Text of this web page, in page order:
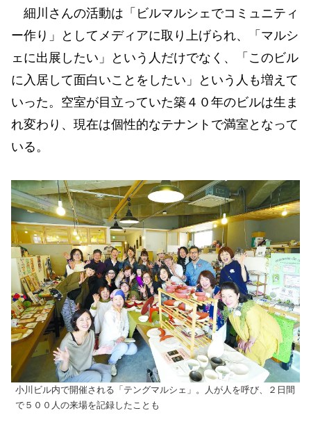
細川さんの活動は「ビルマルシェでコミュニティ
ー作り」としてメディアに取り上げられ、「マルシ
ェに出展したい」という人だけでなく、「このビル
に入居して面白いことをしたい」という人も増えて
いった。空室が目立っていた築４０年のビルは生ま
れ変わり、現在は個性的なテナントで満室となって
いる。
小川ビル内で開催される「テングマルシェ」。人が人を呼び、２日間
で５００人の来場を記録したことも